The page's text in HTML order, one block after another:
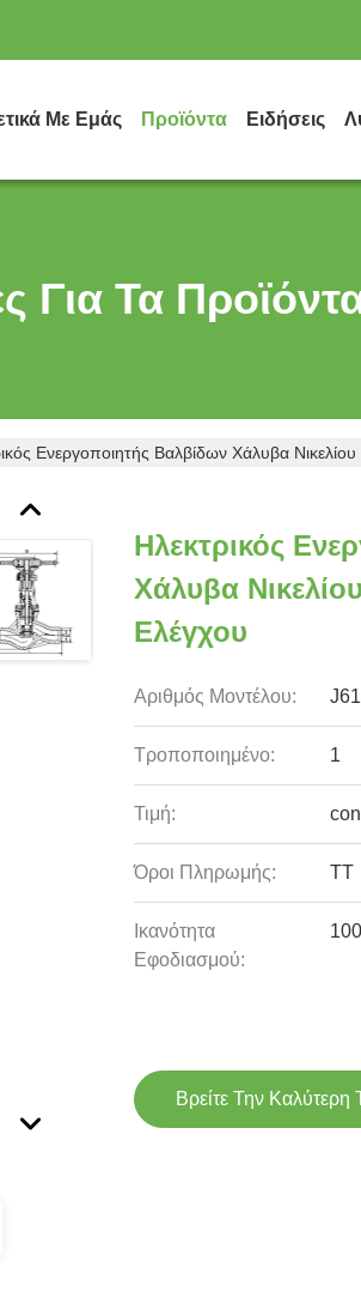
Με Εμάς Προϊόντα Ειδήσεις
Για Τα
Ενεργοποιητής Βαλβίδων Χάλυβα
Ηλεκτρικός
Χάλυβα
Ελέγχου
Αριθμός Μοντέλου:
Τροποποιημένο: 1
Τιμή:
Όροι Πληρωμής: TT
Ικανότητα
Εφοδιασμού:
Βρείτε Την Καλύτερη